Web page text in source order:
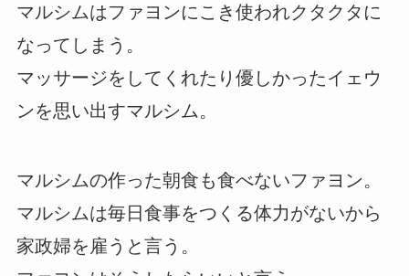
マルシムはファヨンにこき使われクタクタに
なってしまう。
マッサージをしてくれたり優しかったイェウ
ンを思い出すマルシム。
マルシムの作った朝食も食べないファヨン。
マルシムは毎日食事をつくる体力がないから
家政婦を雇うと言う。